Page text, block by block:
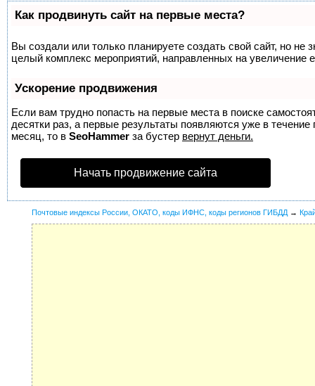
Как продвинуть сайт на первые места?
Вы создали или только планируете создать свой сайт, но не
целый комплекс мероприятий, направленных на увеличение
Ускорение продвижения
Если вам трудно попасть на первые места в поиске
десятки раз, а первые результаты появляются уже в
месяц, то в SeoHammer за бустер вернут деньги.
Начать продвижение сайта
Почтовые индексы России, ОКАТО, коды ИФНС, коды регионов ГИБДД →